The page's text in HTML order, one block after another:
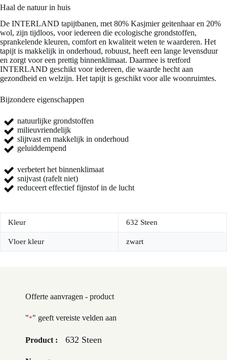
Haal de natuur in huis
De INTERLAND tapijtbanen, met 80% Kasjmier geitenhaar en 20%
wol, zijn tijdloos, voor iedereen die ecologische grondstoffen,
sprankelende kleuren, comfort en kwaliteit weten te waarderen. Het
tapijt is makkelijk in onderhoud, robuust, heeft een lange levensduur
en zorgt voor een prettig binnenklimaat. Daarmee is tretford
INTERLAND geschikt voor iedereen, die waarde hecht aan
gezondheid en welzijn. Het tapijt is geschikt voor alle woonruimtes.
Bijzondere eigenschappen
natuurlijke grondstoffen
milieuvriendelijk
slijtvast en makkelijk in onderhoud
geluiddempend
verbetert het binnenklimaat
snijvast (rafelt niet)
reduceert effectief fijnstof in de lucht
Kleur 632 Steen
Vloer kleur zwart
Offerte aanvragen - product
"*" geeft vereiste velden aan
Product : 632 Steen